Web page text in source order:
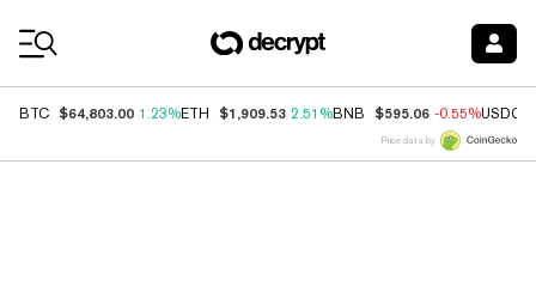
BTC $64,803.00 1.23%ETH $1,909.53 2.51%BNB $595.06 -0.55%USDC
Price data by